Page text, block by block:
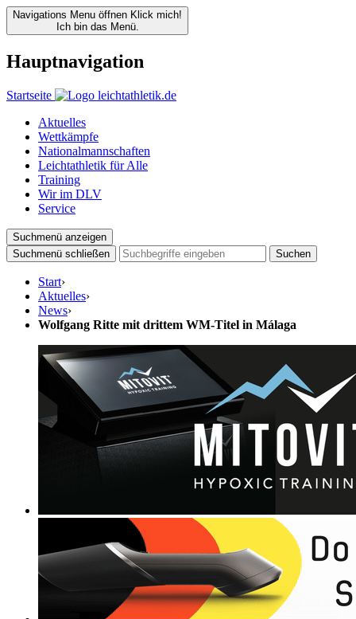
Navigations Menu öffnen Klick mich!
Ich bin das Menü.
Hauptnavigation
Startseite
Aktuelles
Wettkämpfe
Nationalmannschaften
Leichtathletik für Alle
Training
Wir im DLV
Service
Suchmenü anzeigen
Suchmenü schließen
Suchen
Start›
Aktuelles›
News›
Wolfgang Ritte mit drittem WM-Titel in Málaga